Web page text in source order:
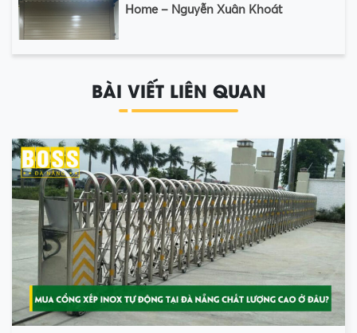
Home – Nguyễn Xuân Khoát
BÀI VIẾT LIÊN QUAN